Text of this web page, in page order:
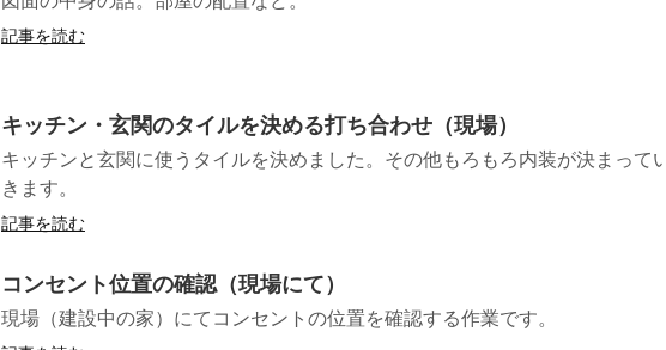
記事を読む
キッチン・玄関のタイルを決める打ち合わせ（現場）
キッチンと玄関に使うタイルを決めました。その他もろもろ内装が決まって
きます。
記事を読む
コンセント位置の確認（現場にて）
現場（建設中の家）にてコンセントの位置を確認する作業です。